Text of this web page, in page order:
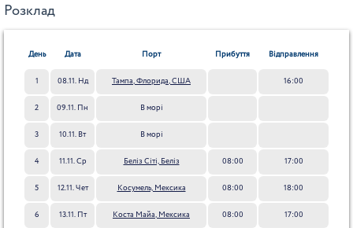
Розклад
День Дата Порт Прибуття Відправлення
1 08.11. Нд Тампа, Флорида, США 16:00
2 09.11. Пн В морі
3 10.11. Вт В морі
4 11.11. Ср Беліз Сіті, Беліз 08:00 17:00
5 12.11. Чет Косумель, Мексика 08:00 18:00
6 13.11. Пт Коста Майа, Мексика 08:00 17:00